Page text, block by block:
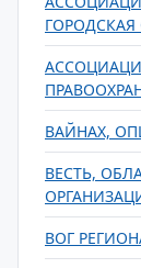
ВАЙНАХ,
ВЕСТЬ,
ВОГ